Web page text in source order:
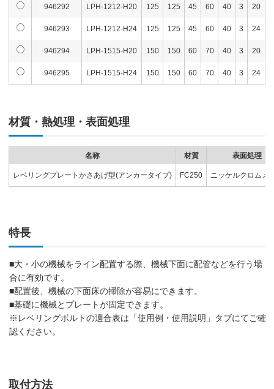
946292 LPH-1212-H20 125 125 45 60 40 3 20
946293 LPH-1212-H24 125 125 45 60 40 3 24
946294 LPH-1515-H20 150 150 60 70 40 3 20
946295 LPH-1515-H24 150 150 60 70 40 3 24
材質・熱処理・表面処理
名称 材質 表面処理
レベリングプレートかさあげ型(アンカータイプ) FC250 ニッケルクロムメ
特長
■大・小の機械をライン配置する際、機械下面に配管などを行う場
合に有効です。
■配置後、機械の下面床の掃除が容易にできます。
■基礎に機械とプレートが固定できます。
※レベリングボルトの適合表は「使用例・使用説明」タブにてご確
認ください。
取付方法